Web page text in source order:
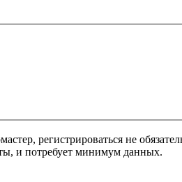
регистрироваться не
и потребует минимум данных.